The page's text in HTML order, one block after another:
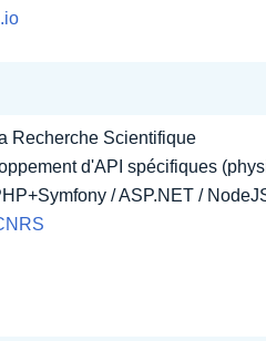
Recherche Scientifique
d'API spécifiques
/ ASP.NET /